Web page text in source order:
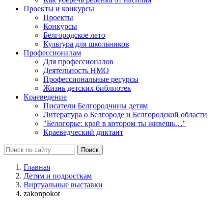
Проекты и конкурсы
Проекты
Конкурсы
Белгородское лето
Культура для школьников
Профессионалам
Для профессионалов
Деятельность НМО
Профессиональные ресурсы
Жизнь детских библиотек
Краеведение
Писатели Белгородчины детям
Литература о Белгороде и Белгородской области
"Белогорье: край в котором ты живешь…"
Краеведческий диктант
Главная
Детям и подросткам
Виртуальные выставки
zakonpokot